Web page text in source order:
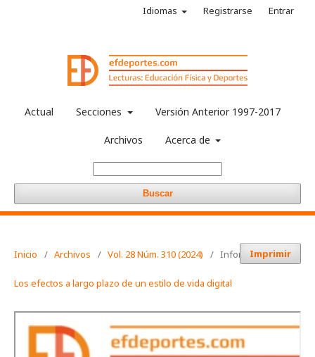
Actual Secciones Versión Anterior 1997-2017
Archivos Acerca de
Buscar
Idiomas Registrarse Entrar
Inicio / Archivos / Vol. 28 Núm. 310 (2024) / Informaciones
Imprimir
Los efectos a largo plazo de un estilo de vida digital